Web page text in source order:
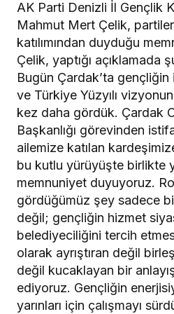
AK Parti Denizli İl Gençlik
Mahmut Mert Çelik,
katılımından duyduğu
Çelik, yaptığı açıklamada
Bugün Çardak’ta gençliğin
ve Türkiye Yüzyılı
kez daha gördük. Çardak
Başkanlığı görevinden
ailemize katılan
bu kutlu yürüyüşte birlikte
memnuniyet duyuyoruz.
gördüğümüz şey sadece
değil; gençliğin hizmet
belediyeciliğini tercih
olarak ayrıştıran değil
değil kucaklayan bir
ediyoruz. Gençliğin
yarınları için çalışmayı